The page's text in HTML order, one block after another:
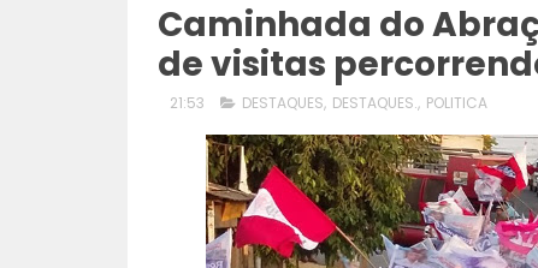
Caminhada do
de visitas
21:53 DESTAQUES, DESTAQUES., POLITICA